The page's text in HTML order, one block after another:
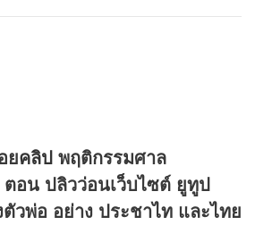
ยคลิป พฤติกรรมศาล
อน ปลิวว่อนเว็บไซต์ ยูทูป
วพ่อ อย่าง ประชาไท และไทย